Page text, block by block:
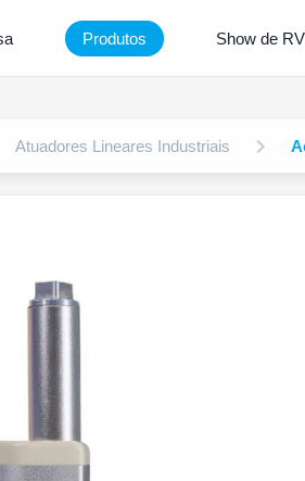
Produtos Show de RV
Atuadores Lineares Industriais